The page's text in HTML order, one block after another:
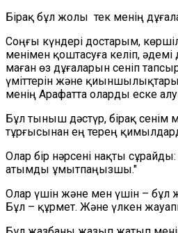
Бірақ бұл жолы тек менің
Соңғы күндері достарым,
менімен қоштасуға келіп,
маған өз дұғаларын сеніп
үміттерін және
менің Арафатта оларды еске
Бұл тыныш дәстүр, бірақ сенім
тұрғысынан ең терең
Олар бір нәрсені нақты
атымды ұмытпаңызшы."
Олар үшін және мен үшін – бұл
Бұл – құрмет. Және үлкен